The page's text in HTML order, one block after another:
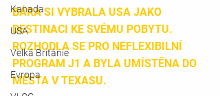
Kanada
USA
Velká Británie
Evropa
BÁRA SI VYBRALA USA JAKO
DESTINACI KE SVÉMU POBYTU.
ROZHODLA SE PRO NEFLEXIBILNÍ
PROGRAM J1 A BYLA UMÍSTĚNA DO
MĚSTA V TEXASU.